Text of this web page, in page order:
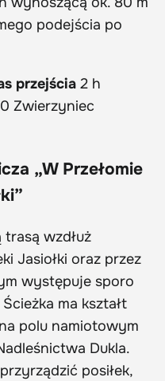
podejścia po
przejścia 2 h
Zwierzyniec
„W Przełomie
wzdłuż
Jasiołki oraz przez
występuje sporo
ma kształt
polu namiotowym
Dukla.
posiłek,